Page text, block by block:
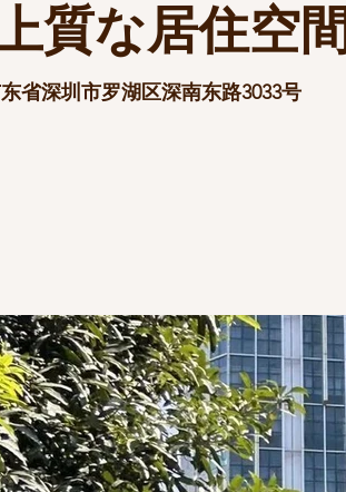
質な居住空間
省深圳市罗湖区深南东路3033号